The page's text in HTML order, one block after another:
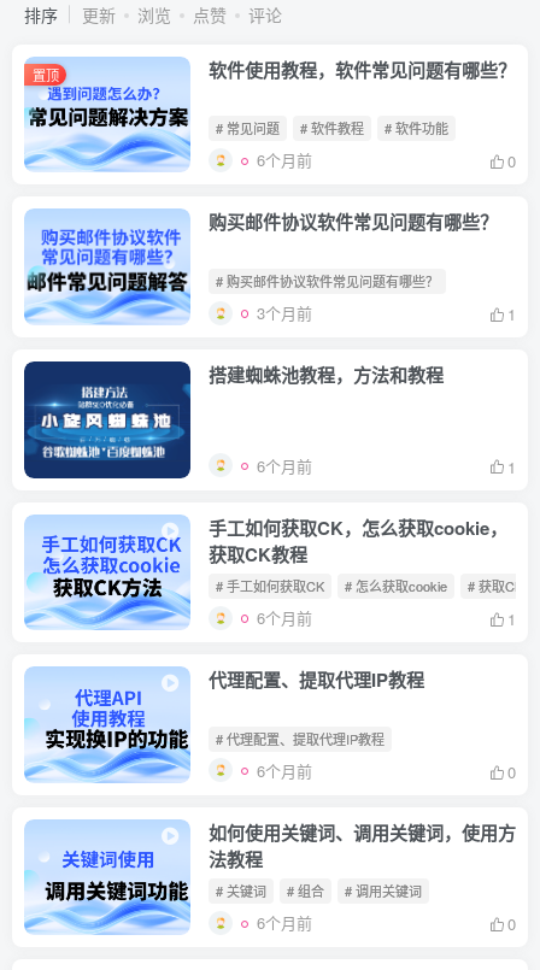
排序 更新 浏览 点赞 评论
置顶 软件使用教程，软件常见问题有哪些？
# 常见问题 # 软件教程 # 软件功能
6个月前 0
购买邮件协议软件常见问题有哪些？
# 购买邮件协议软件常见问题有哪些？
3个月前 1
搭建蜘蛛池教程，方法和教程
6个月前 1
手工如何获取CK，怎么获取cookie，
获取CK教程
# 手工如何获取CK # 怎么获取cookie # 获取CK教
6个月前 1
代理配置、提取代理IP教程
# 代理配置、提取代理IP教程
6个月前 0
如何使用关键词、调用关键词，使用方
法教程
# 关键词 # 组合 # 调用关键词
6个月前 0